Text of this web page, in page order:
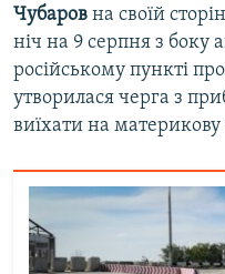
Чубаров на своїй
ніч на 9 серпня з боку
російському пункті
утворилася черга з
виїхати на